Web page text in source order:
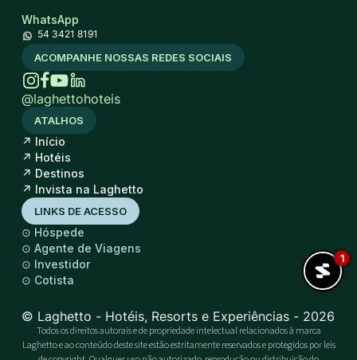
WhatsApp
54 3421 8191
ACOMPANHE NOSSAS REDES SOCIAIS
@laghettohoteis
ATALHOS
↗ Início
↗ Hotéis
↗ Destinos
↗ Invista na Laghetto
LINKS DE ACESSO
⊙ Hóspede
⊙ Agente de Viagens
⊙ Investidor
⊙ Cotista
© Laghetto - Hotéis, Resorts e Experiências - 2026
Todos os direitos autorais e de propriedade intelectual relacionados à marca
Laghetto e ao conteúdo deste site estão estritamente reservados e protegidos por leis
1